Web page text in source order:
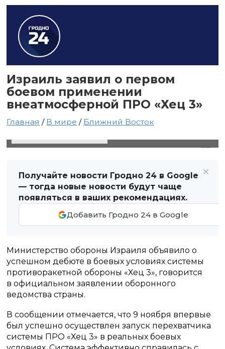
Израиль заявил о первом
боевом применении
внеатмосферной ПРО «Хец 3»
Главная / В мире / Ближний Восток
Получайте новости Гродно 24 в Google
— тогда новые новости будут чаще
появляться в ваших рекомендациях.
Добавить Гродно 24 в Google
Министерство обороны Израиля объявило о
успешном дебюте в боевых условиях системы
противоракетной обороны «Хец 3», говорится
в официальном заявлении оборонного
ведомства страны.
В сообщении отмечается, что 9 ноября впервые
был успешно осуществлен запуск перехватчика
системы ПРО «Хец 3» в реальных боевых